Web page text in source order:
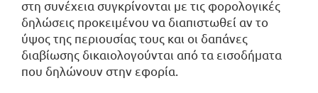
στη συνέχεια συγκρίνονται με τις φορολογικές
δηλώσεις προκειμένου να διαπιστωθεί αν το
ύψος της περιουσίας τους και οι δαπάνες
διαβίωσης δικαιολογούνται από τα εισοδήματα
που δηλώνουν στην εφορία.